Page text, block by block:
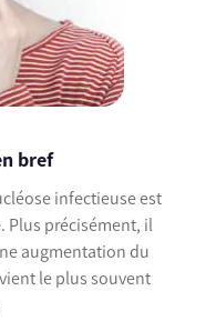
bref
infectieuse est
Plus précisément, il
augmentation du
le plus souvent